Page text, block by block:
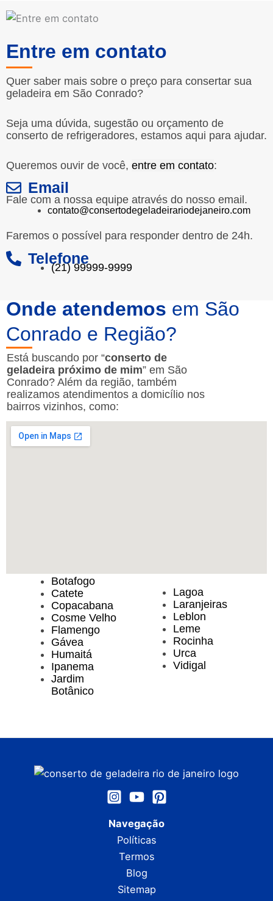
Entre em contato
Quer saber mais sobre o preço para consertar sua
geladeira em São Conrado?
Seja uma dúvida, sugestão ou orçamento de
conserto de refrigeradores, estamos aqui para ajudar.
Queremos ouvir de você, entre em contato:
Email
Fale com a nossa equipe através do nosso email.
contato@consertodegeladeirariodejaneiro.com
Faremos o possível para responder dentro de 24h.
Telefone
(21) 99999-9999
Onde atendemos em São
Conrado e Região?
Está buscando por “conserto de
geladeira próximo de mim” em São
Conrado? Além da região, também
realizamos atendimentos a domicílio nos
bairros vizinhos, como:
Botafogo
Catete
Copacabana
Cosme Velho
Flamengo
Gávea
Humaitá
Ipanema
Jardim
Botânico
Lagoa
Laranjeiras
Leblon
Leme
Rocinha
Urca
Vidigal
Navegação
Políticas
Termos
Blog
Sitemap